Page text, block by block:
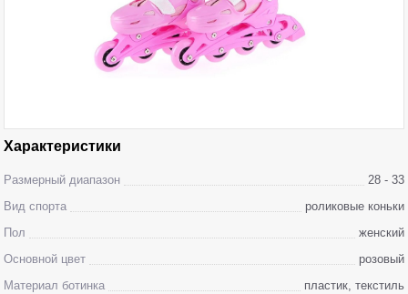
Характеристики
Размерный диапазон
28 - 33
Вид спорта
роликовые коньки
Пол
женский
Основной цвет
розовый
Материал ботинка
пластик, текстиль